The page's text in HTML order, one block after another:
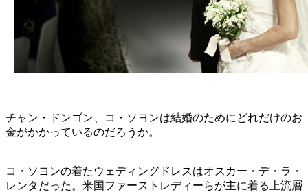
チャン・ドンゴン、コ・ソヨンは結婚のためにどれだけのお
金がかかっているのだろうか。
コ・ソヨンの着たウェディングドレスはオスカー・デ・ラ・
レンタだった。米国ファーストレディーらが主に着る上流層